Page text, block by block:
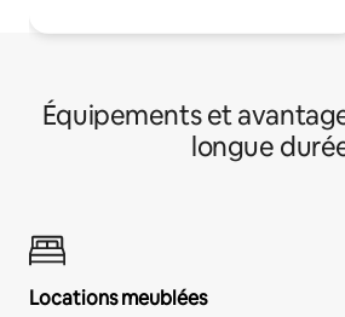
Équipements et
longue
Locations meublées